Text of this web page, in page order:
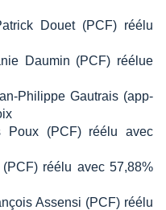
Douet (PCF) réélu
Daumin (PCF) réélue
Philippe Gautrais (app-
(PCF) réélu avec
réélu avec 57,88%
Assensi (PCF) réélu